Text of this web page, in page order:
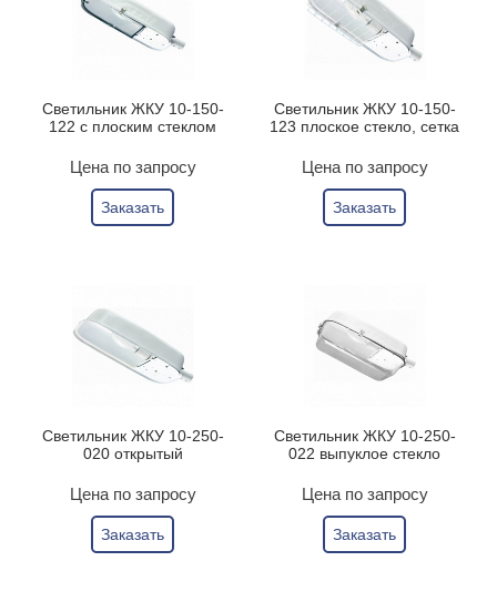
Светильник ЖКУ 10-150-
122 с плоским стеклом
Цена по запросу
Заказать
Светильник ЖКУ 10-150-
123 плоское стекло, сетка
Цена по запросу
Заказать
Светильник ЖКУ 10-250-
020 открытый
Цена по запросу
Заказать
Светильник ЖКУ 10-250-
022 выпуклое стекло
Цена по запросу
Заказать